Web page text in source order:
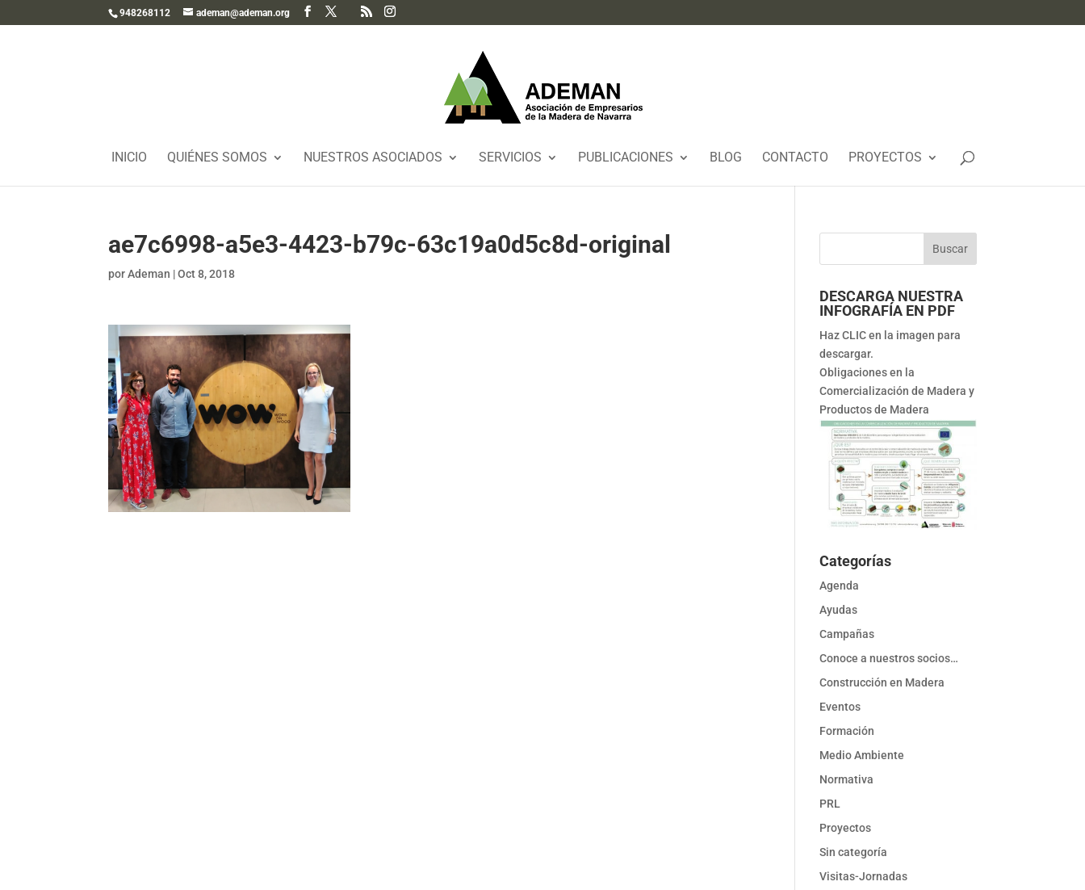
948268112 ademan@ademan.org
INICIO QUIÉNES SOMOS NUESTROS ASOCIADOS SERVICIOS PUBLICACIONES BLOG CONTACTO PROYECTOS
ae7c6998-a5e3-4423-b79c-63c19a0d5c8d-original
porAdeman |Oct 8, 2018
DESCARGA NUESTRA
INFOGRAFÍA EN PDF
Haz CLIC en la imagen para
descargar.
Obligaciones en la
Comercialización de Madera y
Productos de Madera
Categorías
Agenda
Ayudas
Campañas
Conoce a nuestros socios…
Construcción en Madera
Eventos
Formación
Medio Ambiente
Normativa
PRL
Proyectos
Sin categoría
Visitas-Jornadas